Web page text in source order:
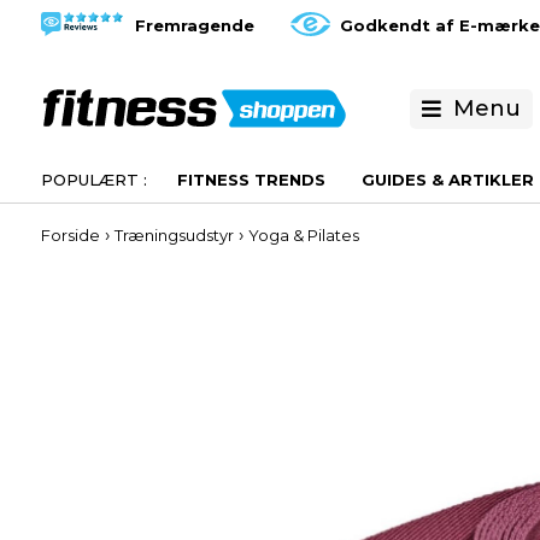
Fremragende Godkendt af E-
Menu
FITNESS TRENDS GUIDES & ARTIKLER
Forside ›Træningsudstyr› Yoga & Pilates